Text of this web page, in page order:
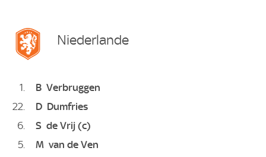
Niederlande
1 B Verbruggen
22
D Dumfries
6
S de Vrij (c)
5
M van de Ven